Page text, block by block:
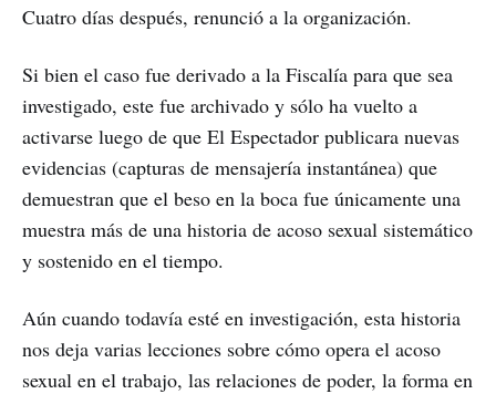
Cuatro días después, renunció a la organización.
Si bien el caso fue derivado a la Fiscalía para que sea
investigado, este fue archivado y sólo ha vuelto a
activarse luego de que El Espectador publicara nuevas
evidencias (capturas de mensajería instantánea) que
demuestran que el beso en la boca fue únicamente una
muestra más de una historia de acoso sexual sistemático
y sostenido en el tiempo.
Aún cuando todavía esté en investigación, esta historia
nos deja varias lecciones sobre cómo opera el acoso
sexual en el trabajo, las relaciones de poder, la forma en